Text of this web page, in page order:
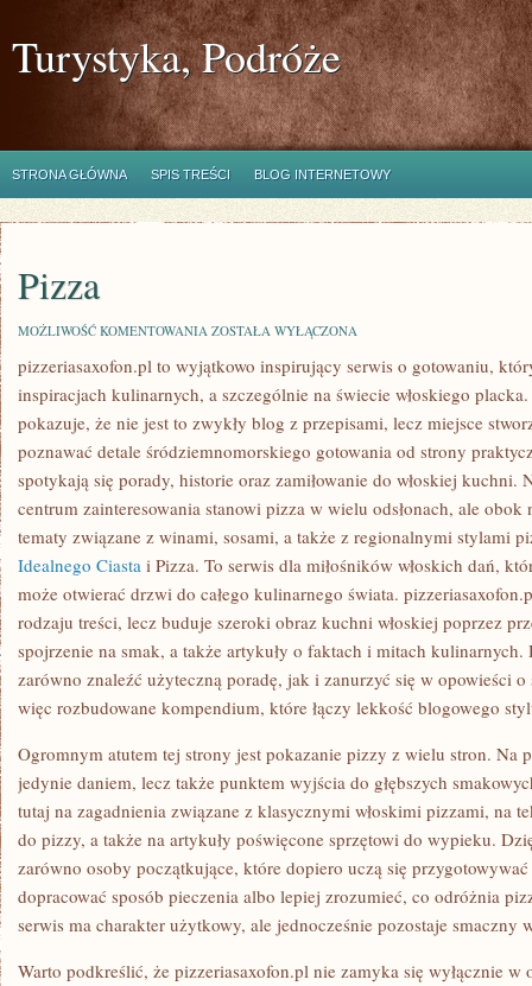
Turystyka, Podróże
STRONA GŁÓWNA SPIS TREŚCI BLOG INTERNETOWY
Pizza
MOŻLIWOŚĆ KOMENTOWANIA PIZZA
ZOSTAŁA WYŁĄCZONA
pizzeriasaxofon.pl to wyjątkowo inspirujący serwis o gotowaniu,
inspiracjach kulinarnych, a szczególnie na świecie włoskiego
pokazuje, że nie jest to zwykły blog z przepisami, lecz miejsce
poznawać detale śródziemnomorskiego gotowania od strony
spotykają się porady, historie oraz zamiłowanie do włoskiej kuchni.
centrum zainteresowania stanowi pizza w wielu odsłonach, ale
tematy związane z winami, sosami, a także z regionalnymi stylami
Idealnego Ciasta i Pizza. To serwis dla miłośników włoskich dań,
może otwierać drzwi do całego kulinarnego świata.
rodzaju treści, lecz buduje szeroki obraz kuchni włoskiej poprzez
spojrzenie na smak, a także artykuły o faktach i mitach
zarówno znaleźć użyteczną poradę, jak i zanurzyć się w opowieści
więc rozbudowane kompendium, które łączy lekkość blogowego
Ogromnym atutem tej strony jest pokazanie pizzy z wielu stron. Na
jedynie daniem, lecz także punktem wyjścia do głębszych
tutaj na zagadnienia związane z klasycznymi włoskimi pizzami, na
do pizzy, a także na artykuły poświęcone sprzętowi do wypieku.
zarówno osoby początkujące, które dopiero uczą się
dopracować sposób pieczenia albo lepiej zrozumieć, co odróżnia
serwis ma charakter użytkowy, ale jednocześnie pozostaje smaczny
Warto podkreślić, że pizzeriasaxofon.pl nie zamyka się wyłącznie w